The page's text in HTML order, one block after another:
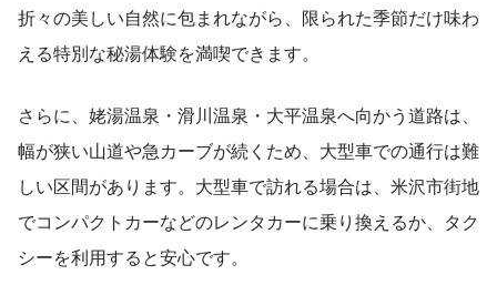
折々の美しい自然に包まれながら、限られた季節だけ味わ
える特別な秘湯体験を満喫できます。
さらに、姥湯温泉・滑川温泉・大平温泉へ向かう道路は、
幅が狭い山道や急カーブが続くため、大型車での通行は難
しい区間があります。大型車で訪れる場合は、米沢市街地
でコンパクトカーなどのレンタカーに乗り換えるか、タク
シーを利用すると安心です。